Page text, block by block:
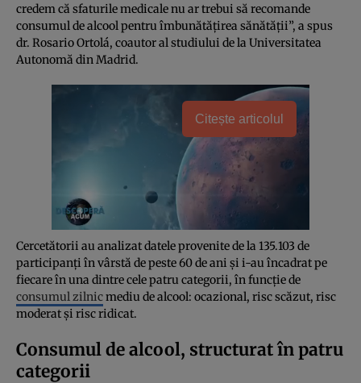
credem că sfaturile medicale nu ar trebui să recomande
consumul de alcool pentru îmbunătățirea sănătății”, a spus
dr. Rosario Ortolá, coautor al studiului de la Universitatea
Autonomă din Madrid.
Citește articolul
Cercetătorii au analizat datele provenite de la 135.103 de
participanți în vârstă de peste 60 de ani și i-au încadrat pe
fiecare în una dintre cele patru categorii, în funcție de
consumul zilnicmediu de alcool: ocazional, risc scăzut, risc
moderat și risc ridicat.
Consumul de alcool, structurat în patru
categorii